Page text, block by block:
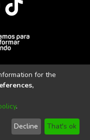
del Carchi
| Acreditada por el
33-CACES-2020
for the
.
Decline That's ok